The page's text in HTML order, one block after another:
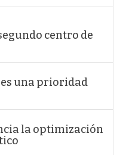
centro de
una prioridad
la optimización